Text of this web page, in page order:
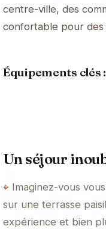
centre-ville, des
confortable pour des
Équipements clés :
Un séjour
Imaginez-vous
sur une terrasse
expérience et bien